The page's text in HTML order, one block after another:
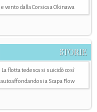
e vento dalla Corsica a Okinawa
STORIE
La flotta tedesca si suicidò così
autoaffondandosi a Scapa Flow